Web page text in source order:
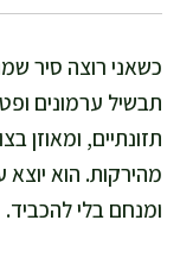
כשאני רוצה סיר
תבשיל ערמונים
תזונתיים, ומאוזן
מהירקות. הוא
ומנחם בלי להכביד.